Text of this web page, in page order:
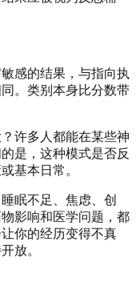
感的结果，与指向执
。类别本身比分数带
许多人都能在某些神
是，这种模式是否反
基本日常。
眠不足、焦虑、创
影响和医学问题，都
你的经历变得不真
放。